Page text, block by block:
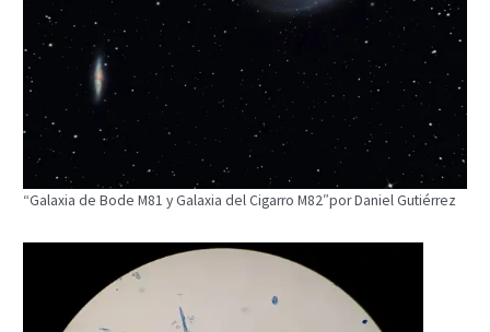
“Galaxia de Bode M81 y Galaxia del Cigarro M82″por Daniel Gutiérrez